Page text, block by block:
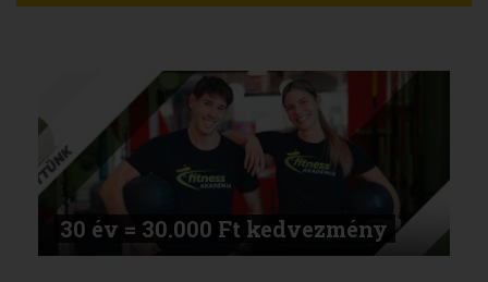
30 év = 30.000 Ft kedvezmény